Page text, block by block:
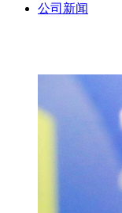
公司新闻